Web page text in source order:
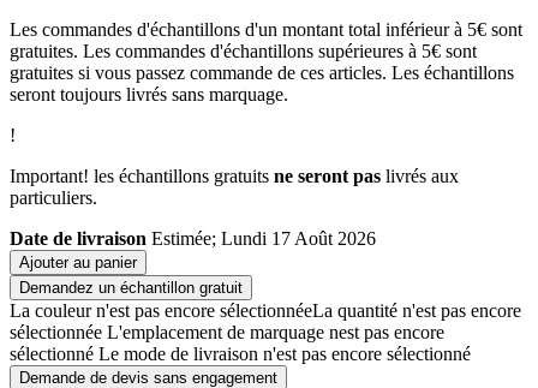
Les commandes d'échantillons d'un montant total inférieur à 5€ sont
gratuites. Les commandes d'échantillons supérieures à 5€ sont
gratuites si vous passez commande de ces articles. Les échantillons
seront toujours livrés sans marquage.
!
Important! les échantillons gratuits ne seront pas livrés aux
particuliers.
Date de livraison Estimée; Lundi 17 Août 2026
Ajouter au panier
Demandez un échantillon gratuit
La couleur n'est pas encore sélectionnéeLa quantité n'est pas encore
sélectionnée L'emplacement de marquage nest pas encore
sélectionné Le mode de livraison n'est pas encore sélectionné
Demande de devis sans engagement